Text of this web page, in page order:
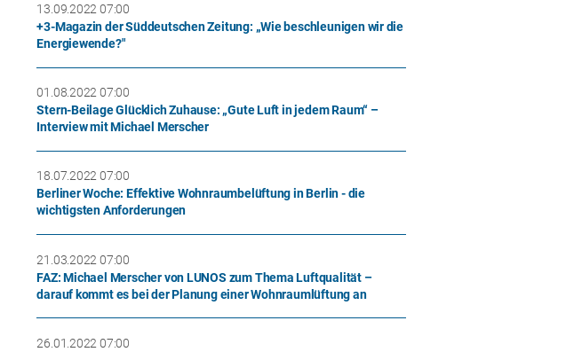
13.09.2022 07:00
+3-Magazin der Süddeutschen Zeitung: „Wie beschleunigen wir die
Energiewende?"
01.08.2022 07:00
Stern-Beilage Glücklich Zuhause: „Gute Luft in jedem Raum“ –
Interview mit Michael Merscher
18.07.2022 07:00
Berliner Woche: Effektive Wohnraumbelüftung in Berlin - die
wichtigsten Anforderungen
21.03.2022 07:00
FAZ: Michael Merscher von LUNOS zum Thema Luftqualität –
darauf kommt es bei der Planung einer Wohnraumlüftung an
26.01.2022 07:00